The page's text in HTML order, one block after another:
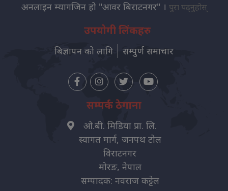
अनलाइन म्यागजिन हो "आवर बिराटनगर" । पुरा पढ्नुहोस्
उपयोगी लिंकहरु
बिज्ञापन को लागि सम्पुर्ण समाचार
सम्पर्क ठेगाना
ओ.बी. मिडिया प्रा. लि.
स्वागत मार्ग, जनपथ टोल
विराटनगर
मोरङ, नेपाल
सम्पादक: नवराज कट्टेल